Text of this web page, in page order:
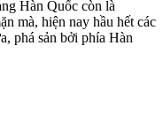
Hàn Quốc còn là
mà, hiện nay hầu hết các
phá sản bởi phía Hàn